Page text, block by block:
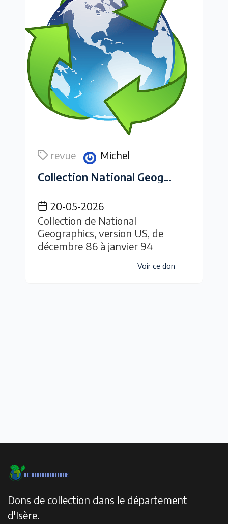
revue Michel
Collection National Geographics
20-05-2026
Collection de National
Geographics, version US, de
décembre 86 à janvier 94
Voir ce don
Dons de collection dans le département
d'Isère.